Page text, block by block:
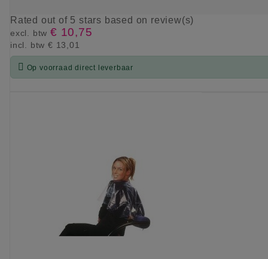
Rated out of 5 stars based on review(s)
excl. btw € 10,75
incl. btw € 13,01
 Op voorraad direct leverbaar